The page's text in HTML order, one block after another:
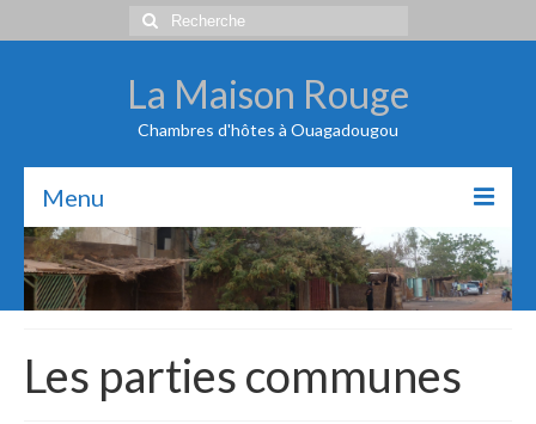
Rechercher
:
La Maison Rouge
Chambres d'hôtes à Ouagadougou
Menu
La Maison Rouge
Les chambres
Les parties communes
Restauration
Les parties communes